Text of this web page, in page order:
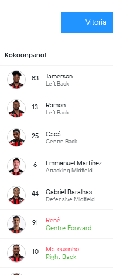
Vitoria
Kokoonpanot
83 Jamerson
Left Back
13 Ramon
Left Back
25 Cacá
Centre Back
6 Emmanuel Martínez
Attacking Midfield
44 Gabriel Baralhas
Defensive Midfield
91
Renê
Centre Forward
10
Mateusinho
Right Back